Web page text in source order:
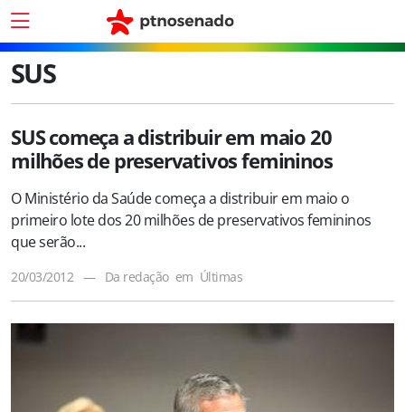
SUS
SUS começa a distribuir em maio 20
milhões de preservativos femininos
O Ministério da Saúde começa a distribuir em maio o
primeiro lote dos 20 milhões de preservativos femininos
que serão...
20/03/2012 — Da redação em Últimas